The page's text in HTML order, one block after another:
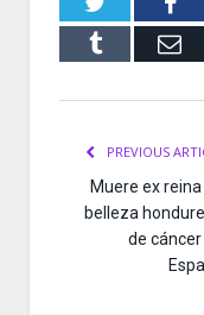
Tumblr
PREVIOUS
Muere ex reina
belleza
de cáncer